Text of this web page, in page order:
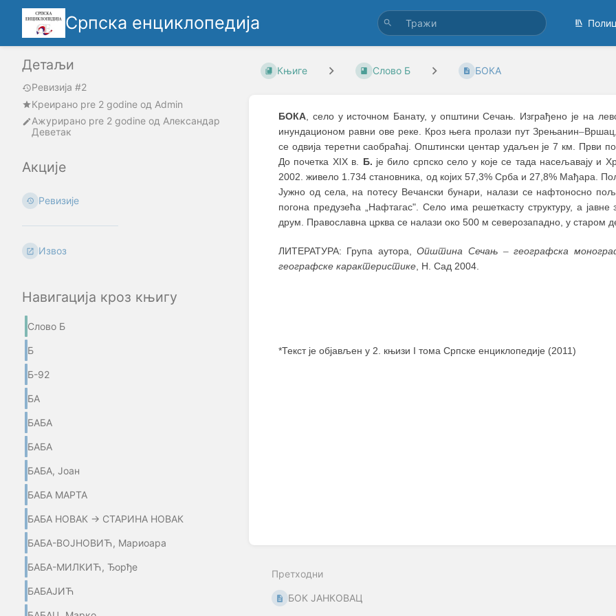
Српска енциклопедија
Детаљи
Ревизија #2
Креирано pre 2 godine oд Admin
Ажурирано pre 2 godine од Александар
Деветак
Акције
Ревизије
Извоз
Навигација кроз књигу
Слово Б
Б
Б-92
БА
БАБА
БАБА
БАБА, Јоан
БАБА МАРТА
БАБА НОВАК → СТАРИНА НОВАК
БАБА-ВОЈНОВИЋ, Мариоара
БАБА-МИЛКИЋ, Ђорђе
БАБАЈИЋ
Књиге Слово Б БОКА
БОКА, село у источном Банату, у општини Сечањ. Изграђено је на
инундационом равни ове реке. Кроз њега пролази пут Зрењанин–
се одвија теретни саобраћај. Општински центар удаљен је 7 км. Први
До почетка XIX в. Б. је било српско село у које се тада насељавају
2002. живело 1.734 становника, од којих 57,3% Срба и 27,8% Мађара.
Јужно од села, на потесу Вечански бунари, налази се нафтоносно
погона предузећа „Нафтагас". Село има решеткасту структуру, а
друм. Православна црква се налази око 500 м северозападно, у старом
ЛИТЕРАТУРА: Група аутора,Општина Сечањ– географска
географске карактеристике , Н. Сад 2004.
*Текст је објављен у 2. књизи I тома Српске енциклопедије (2011)
Претходни
БОК ЈАНКОВАЦ